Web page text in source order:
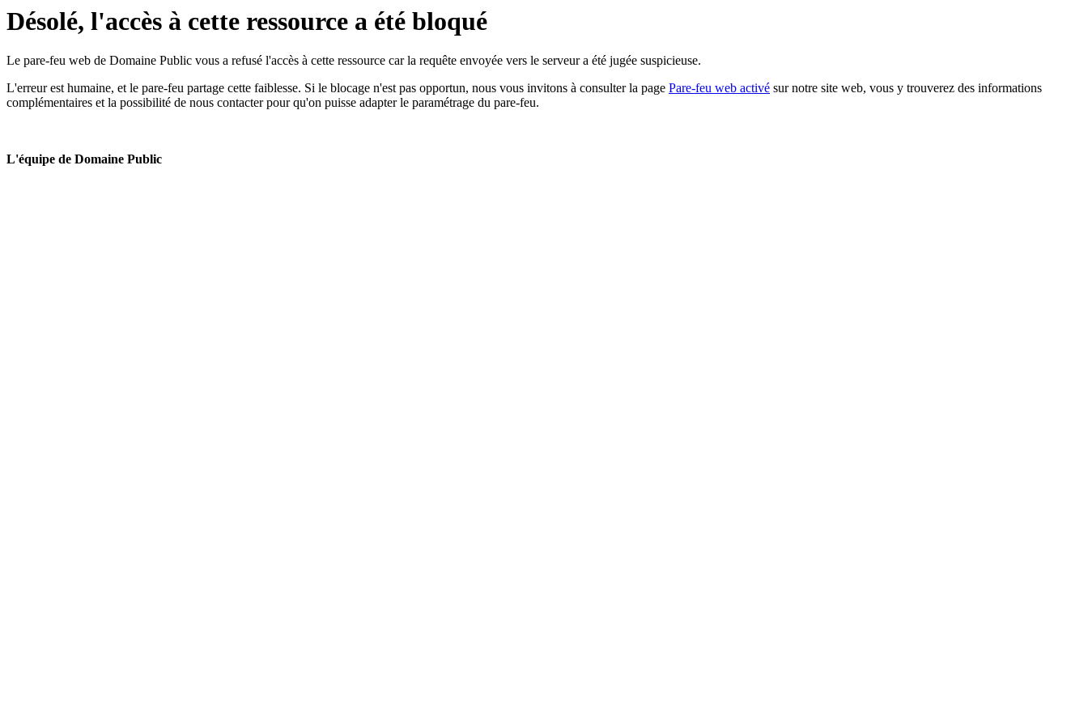
Désolé, l'accès à cette ressource a été bloqué
Le pare-feu web de Domaine Public vous a refusé l'accès à cette ressource car la requête envoyée vers le serveur a été jugée suspicieuse.
L'erreur est humaine, et le pare-feu partage cette faiblesse. Si le blocage n'est pas opportun, nous vous invitons à consulter la page Pare-feu web activé sur notre site web, vous y trouverez des informations
complémentaires et la possibilité de nous contacter pour qu'on puisse adapter le paramétrage du pare-feu.
L'équipe de Domaine Public